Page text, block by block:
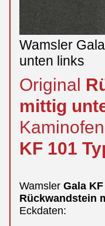
Wamsler
unten links
Original
mittig
Kaminofen
KF 101
Wamsler Gala
Rückwandstein
Eckdaten: